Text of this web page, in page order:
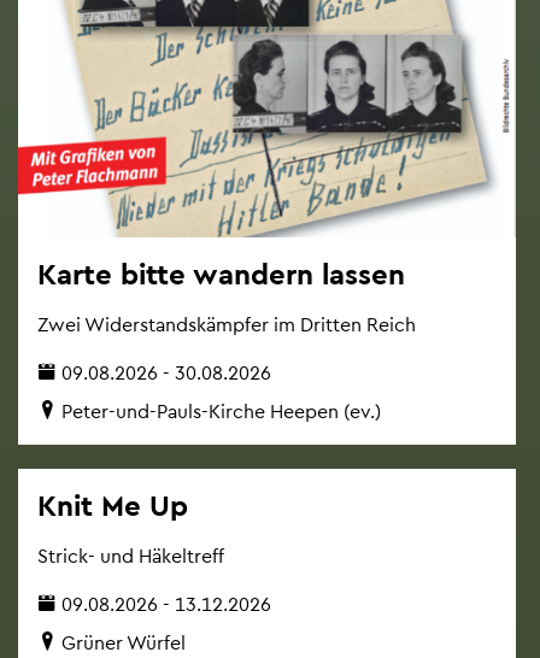
Karte bitte wan­dern las­sen
Zwei Wi­der­stands­kämp­fer im Drit­ten Reich
09.08.2026 - 30.08.2026
Peter-und-Pauls-Kir­che Hee­pen (ev.)
Knit Me Up
Strick- und Hä­kel­treff
09.08.2026 - 13.12.2026
Grü­ner Wür­fel